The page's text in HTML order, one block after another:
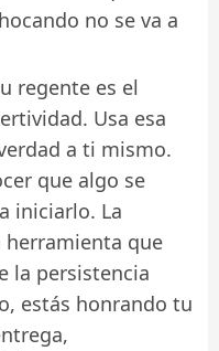
no se va a
regente es el
Usa esa
a ti mismo.
que algo se
iniciarlo. La
que
la persistencia
estás honrando tu